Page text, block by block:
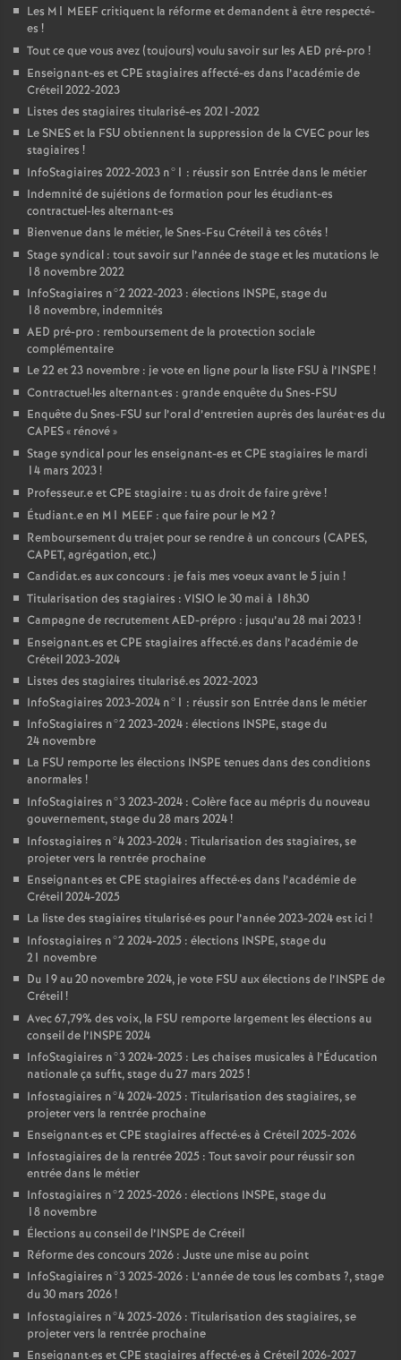
Les M1 MEEFcritiquent la réforme et demandent à être respecté-
es !
Tout ce que vous avez (toujours) voulu savoir sur les AED pré-pro !
Enseignant-es etCPE stagiaires affecté-es dans l’académie de
Créteil 2022-2023
Listes des stagiaires titularisé-es 2021-2022
LeSNESet la FSU obtiennent la suppression de la CVEC pour les
stagiaires !
InfoStagiaires 2022-2023 n°1 : réussir son Entrée dans le métier
Indemnité de sujétions de formation pour les étudiant-es
contractuel-les alternant-es
Bienvenue dans le métier, le Snes-Fsu Créteil à tes côtés !
Stage syndical : tout savoir sur l’année de stage et les mutations le
18 novembre 2022
InfoStagiaires n°2 2022-2023 : élections INSPE, stage du
18 novembre, indemnités
AED pré-pro : remboursement de la protection sociale
complémentaire
Le 22 et 23 novembre : je vote en ligne pour la liste FSU à l’INSPE !
Contractuel·les alternant·es : grande enquête du Snes-FSU
Enquête du Snes-FSU sur l’oral d’entretien auprès des lauréat•es du
CAPES« rénové»
Stage syndical pour les enseignant-es etCPE stagiaires le mardi
14 mars 2023!
Professeur.e etCPE stagiaire : tu as droit de faire grève!
Étudiant.e en M1 MEEF : que faire pour le M2?
Remboursement du trajet pour se rendre à un concours (CAPES,
CAPET, agrégation, etc.)
Candidat.es aux concours : je fais mes voeux avant le 5 juin !
Titularisation des stagiaires : VISIO le 30 mai à 18h30
Campagne de recrutementAED-prépro : jusqu’au 28 mai 2023!
Enseignant.es etCPE stagiaires affecté.es dans l’académie de
Créteil 2023-2024
Listes des stagiaires titularisé.es 2022-2023
InfoStagiaires 2023-2024 n°1 : réussir son Entrée dans le métier
InfoStagiaires n°2 2023-2024 : élections INSPE, stage du
24 novembre
La FSU remporte les élections INSPE tenues dans des conditions
anormales !
InfoStagiaires n°3 2023-2024 : Colère face au mépris du nouveau
gouvernement, stage du 28 mars 2024!
Infostagiaires n°4 2023-2024 : Titularisation des stagiaires, se
projeter vers la rentrée prochaine
Enseignant·es etCPE stagiaires affecté·es dans l’académie de
Créteil 2024-2025
La liste des stagiaires titularisé·es pour l’année 2023-2024 est ici !
Infostagiaires n°2 2024-2025 : élections INSPE, stage du
21 novembre
Du 19 au 20 novembre 2024, je vote FSU aux élections de l’INSPE de
Créteil!
Avec 67,79% des voix, la FSU remporte largement les élections au
conseil de l’INSPE 2024
InfoStagiaires n°3 2024-2025 : Les chaises musicales à l’Éducation
nationale ça suffit, stage du 27 mars 2025!
Infostagiaires n°4 2024-2025 : Titularisation des stagiaires, se
projeter vers la rentrée prochaine
Enseignant·es etCPE stagiaires affecté·es à Créteil 2025-2026
Infostagiaires de la rentrée 2025 : Tout savoir pour réussir son
entrée dans le métier
Infostagiaires n°2 2025-2026 : élections INSPE, stage du
18 novembre
Élections au conseil de l’INSPE de Créteil
Réforme des concours 2026 : Juste une mise au point
InfoStagiaires n°3 2025-2026 : L’année de tous les combats ?, stage
du 30 mars 2026!
Infostagiaires n°4 2025-2026 : Titularisation des stagiaires, se
projeter vers la rentrée prochaine
Enseignant·es etCPE stagiaires affecté·es à Créteil 2026-2027